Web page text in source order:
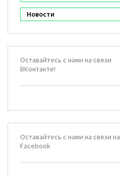
Новости
Оставайтесь с нами на связи
ВКонтакте!
Оставайтесь с нами на связи на
Facebook